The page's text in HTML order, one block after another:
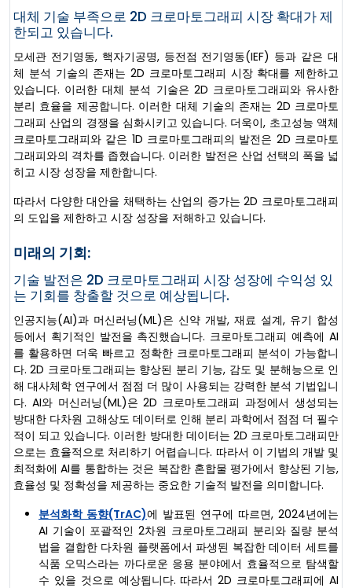
대체 기술 부족으로 2D 크로마토그래피 시장 확대가 제
한되고 있습니다.
모세관 전기영동, 핵자기공명, 등전점 전기영동(IEF) 등과 같은 대
체 분석 기술의 존재는 2D 크로마토그래피 시장 확대를 제한하고
있습니다. 이러한 대체 분석 기술은 2D 크로마토그래피와 유사한
분리 효율을 제공합니다. 이러한 대체 기술의 존재는 2D 크로마토
그래피 산업의 경쟁을 심화시키고 있습니다. 더욱이, 초고성능 액체
크로마토그래피와 같은 1D 크로마토그래피의 발전은 2D 크로마토
그래피와의 격차를 좁혔습니다. 이러한 발전은 산업 선택의 폭을 넓
히고 시장 성장을 제한합니다.
따라서 다양한 대안을 채택하는 산업의 증가는 2D 크로마토그래피
의 도입을 제한하고 시장 성장을 저해하고 있습니다.
미래의 기회:
기술 발전은 2D 크로마토그래피 시장 성장에 수익성 있
는 기회를 창출할 것으로 예상됩니다.
인공지능(AI)과 머신러닝(ML)은 신약 개발, 재료 설계, 유기 합성
등에서 획기적인 발전을 촉진했습니다. 크로마토그래피 예측에 AI
를 활용하면 더욱 빠르고 정확한 크로마토그래피 분석이 가능합니
다. 2D 크로마토그래피는 향상된 분리 기능, 감도 및 분해능으로 인
해 대사체학 연구에서 점점 더 많이 사용되는 강력한 분석 기법입니
다. AI와 머신러닝(ML)은 2D 크로마토그래피 과정에서 생성되는
방대한 다차원 고해상도 데이터로 인해 분리 과학에서 점점 더 필수
적이 되고 있습니다. 이러한 방대한 데이터는 2D 크로마토그래피만
으로는 효율적으로 처리하기 어렵습니다. 따라서 이 기법의 개발 및
최적화에 AI를 통합하는 것은 복잡한 혼합물 평가에서 향상된 기능,
효율성 및 정확성을 제공하는 중요한 기술적 발전을 의미합니다.
분석화학 동향(TrAC)에 발표된 연구에 따르면, 2024년에는
AI 기술이 포괄적인 2차원 크로마토그래피 분리와 질량 분석
법을 결합한 다차원 플랫폼에서 파생된 복잡한 데이터 세트를
식품 오믹스라는 까다로운 응용 분야에서 효율적으로 탐색할
수 있을 것으로 예상됩니다. 따라서 2D 크로마토그래피에 AI